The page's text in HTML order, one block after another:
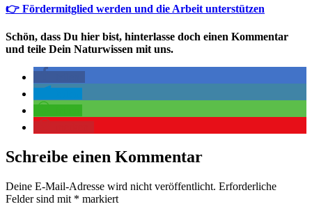
👉 Fördermitglied werden und die Arbeit unterstützen
Schön, dass Du hier bist, hinterlasse doch einen Kommentar
und teile Dein Naturwissen mit uns.
Schreibe einen Kommentar
Deine E-Mail-Adresse wird nicht veröffentlicht. Erforderliche
Felder sind mit * markiert